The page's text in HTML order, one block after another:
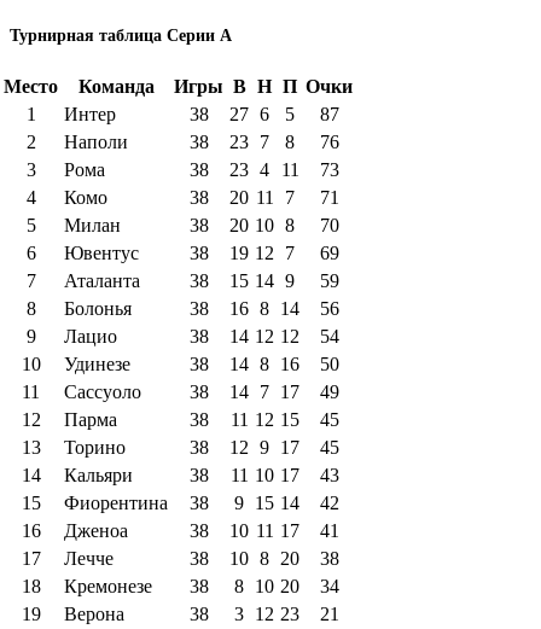
Турнирная таблица Серии А
Место Команда Игры В Н П Очки
1
Интер 38 27 6 5
87
2
Наполи 38 23 7 8
76
3
Рома 38 23 4 11
73
4
Комо 38 20 11 7
71
5
Милан 38 20 10 8
70
6
Ювентус 38 19 12 7
69
7
Аталанта 38 15 14 9
59
8
Болонья 38 16 8 14
56
9
Лацио 38 14 12 12
54
10
Удинезе 38 14 8 16
50
11
Сассуоло 38 14 7 17
49
12
Парма 38 11 12 15
45
13
Торино 38 12 9 17
45
14
Кальяри 38 11 10 17
43
15
Фиорентина 38 9 15 14
42
16
Дженоа 38 10 11 17
41
17
Лечче 38 10 8 20
38
18
Кремонезе 38 8 10 20
34
19
Верона 38 3 12 23
21